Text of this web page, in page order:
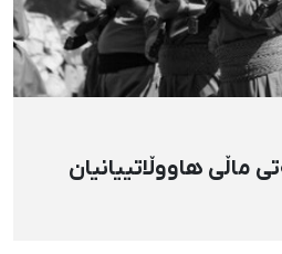
هاووڵاتییانیان